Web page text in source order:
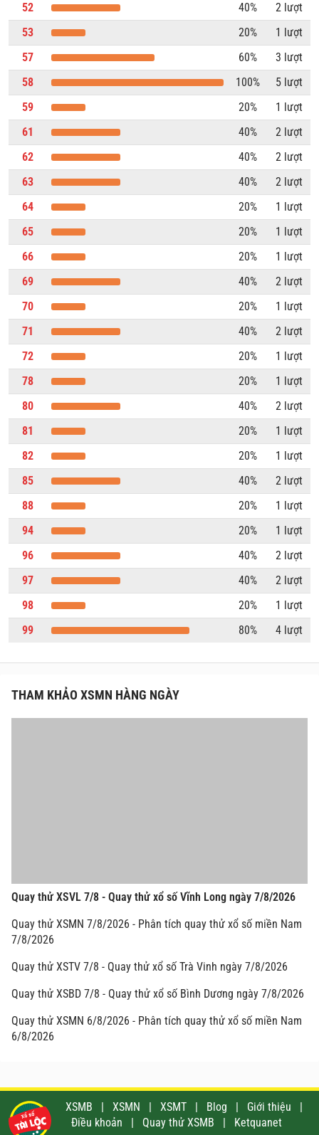
52
40%
2 lượt
53
20%
1 lượt
57
60%
3 lượt
58
100%
5 lượt
59
20%
1 lượt
61
40%
2 lượt
62
40%
2 lượt
63
40%
2 lượt
64
20%
1 lượt
65
20%
1 lượt
66
20%
1 lượt
69
40%
2 lượt
70
20%
1 lượt
71
40%
2 lượt
72
20%
1 lượt
78
20%
1 lượt
80
40%
2 lượt
81
20%
1 lượt
82
20%
1 lượt
85
40%
2 lượt
88
20%
1 lượt
94
20%
1 lượt
96
40%
2 lượt
97
40%
2 lượt
98
20%
1 lượt
99
80% 4 lượt
THAM KHẢO XSMN HÀNG NGÀY
Quay thử XSVL 7/8 - Quay thử xổ số Vĩnh Long ngày 7/8/2026
Quay thử XSMN 7/8/2026 - Phân tích quay thử xổ số miền Nam
7/8/2026
Quay thử XSTV 7/8 - Quay thử xổ số Trà Vinh ngày 7/8/2026
Quay thử XSBD 7/8 - Quay thử xổ số Bình Dương ngày 7/8/2026
Quay thử XSMN 6/8/2026 - Phân tích quay thử xổ số miền Nam
6/8/2026
XSMB | XSMN | XSMT | Blog | Giới thiệu
|
Điều khoản
| Quay thử XSMB | Ketquanet